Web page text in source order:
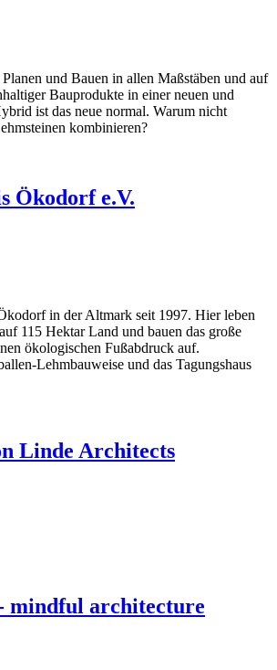
und Bauen in allen Maßstäben und auf
Bauprodukte in einer neuen und
ist das neue normal. Warum nicht
kombinieren?
Ökodorf e.V.
in der Altmark seit 1997. Hier leben
115 Hektar Land und bauen das große
ökologischen Fußabdruck auf.
Lehmbauweise und das Tagungshaus
Linde Architects
mindful architecture